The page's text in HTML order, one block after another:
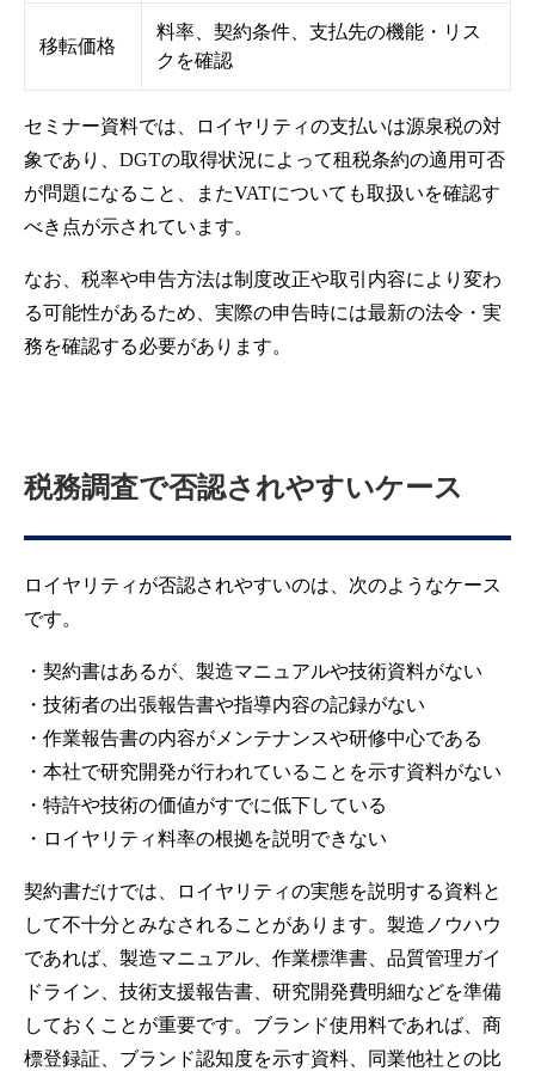
移転価格
料率、契約条件、支払先の機能・リス
クを確認
セミナー資料では、ロイヤリティの支払いは源泉税の対
象であり、DGTの取得状況によって租税条約の適用可否
が問題になること、またVATについても取扱いを確認す
べき点が示されています。
なお、税率や申告方法は制度改正や取引内容により変わ
る可能性があるため、実際の申告時には最新の法令・実
務を確認する必要があります。
税務調査で否認されやすいケース
ロイヤリティが否認されやすいのは、次のようなケース
です。
・契約書はあるが、製造マニュアルや技術資料がない
・技術者の出張報告書や指導内容の記録がない
・作業報告書の内容がメンテナンスや研修中心である
・本社で研究開発が行われていることを示す資料がない
・特許や技術の価値がすでに低下している
・ロイヤリティ料率の根拠を説明できない
契約書だけでは、ロイヤリティの実態を説明する資料と
して不十分とみなされることがあります。製造ノウハウ
であれば、製造マニュアル、作業標準書、品質管理ガイ
ドライン、技術支援報告書、研究開発費明細などを準備
しておくことが重要です。ブランド使用料であれば、商
標登録証、ブランド認知度を示す資料、同業他社との比